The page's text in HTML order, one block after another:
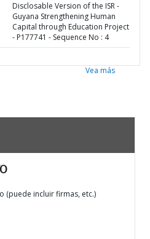
Disclosable Version of the ISR -
Guyana Strengthening Human
Capital through Education Project
- P177741 - Sequence No : 4
Vea más
(puede incluir firmas, etc.)